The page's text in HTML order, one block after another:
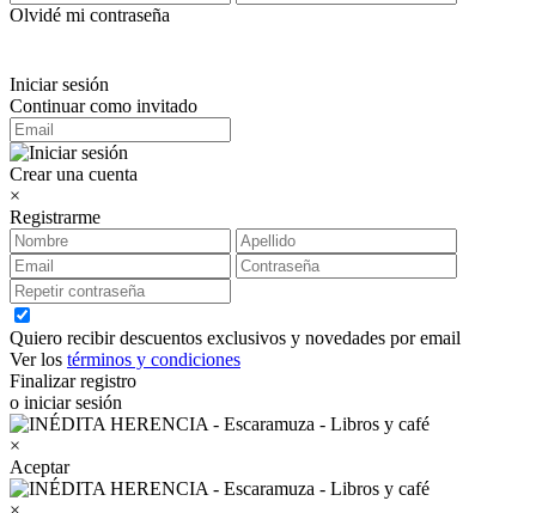
Olvidé mi contraseña
Iniciar sesión
Continuar como invitado
Crear una cuenta
×
Registrarme
Quiero recibir descuentos exclusivos y novedades por email
Ver los términos y condiciones
Finalizar registro
o iniciar sesión
×
Aceptar